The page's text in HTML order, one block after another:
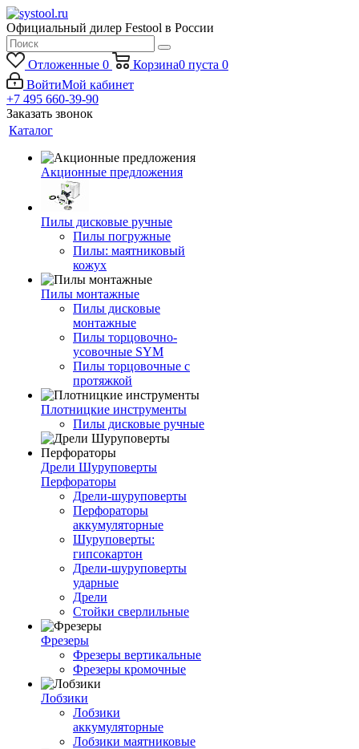
Официальный дилер Festool в России
Отложенные 0 Корзина0 пуста 0
ВойтиМой кабинет
+7 495 660-39-90
Заказать звонок
Каталог
Акционные предложения
Пилы дисковые ручные
Пилы погружные
Пилы: маятниковый
кожух
Пилы монтажные
Пилы дисковые
монтажные
Пилы торцовочно-
усовочные SYM
Пилы торцовочные с
протяжкой
Плотницкие инструменты
Пилы дисковые ручные
Дрели Шуруповерты
Перфораторы
Дрели-шуруповерты
Перфораторы
аккумуляторные
Шуруповерты:
гипсокартон
Дрели-шуруповерты
ударные
Дрели
Стойки сверлильные
Фрезеры
Фрезеры вертикальные
Фрезеры кромочные
Лобзики
Лобзики
аккумуляторные
Лобзики маятниковые